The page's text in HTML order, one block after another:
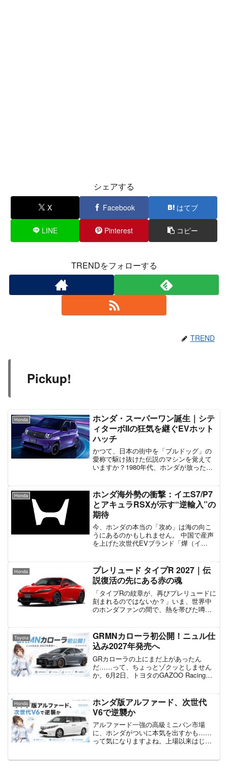
シェアする
X Facebook はてブ
LINE Pinterest コピー
TRENDをフォローする
TREND
Pickup!
Honda
ホンダ・スーパーワン誕生｜シテ
ィターボIIの狂気を継ぐEVホット
ハッチ
かつて、日本の街中を「ブルドッグ」の
愛称で駆け抜けた伝説のマシンを覚えて
いますか？1980年代、ホンダが放った
ログな狂気”の象徴でした。時代は流れ、
2026年。静...
Honda
ホンダ海外勢の衝撃：イエS7/P7
とアキュラRSXが示す“逆輸入”の
期待
今、ホンダの本当の「攻め」は海の向こ
うにあるのかもしれません。 中国で産声
を上げた次世代EVブランド「燁（イ
デルは、私たちが知っているこれまでの
ホンダ車とは一線を画...
Honda
プレリュード タイプR 2027｜伝
説復活の先にある赤の魂
「タイプRの紋章が、再びプレリュードに
刻まれるのではないか？」いま、世界中
のホンダファンの間で、熱を帯びた噂が
の優雅なフォルムと電動化時代の「操る
喜び」は多くの大...
Toyota
GRMNカローラ初公開！ニュル仕
込み2027年発売へ
GRカローラの上にまだ上があったん
だ……って、ちょっとゾクッとしません
か。6月2日、トヨタのGAZOO Racingが
るために鍛え上げた“究極のGRカロー
ラ”という位置づけなんですよね。気にな
るのはやっぱり「どこが進化したの？」
「いつ買えるの？」あたりかなと思うの
で、最新の公式情報をベースにサクッと
整理していきますね。この記事でわかる3
つの視点・GRMNカローラがGRカローラ
Honda
ホンダ版アルファード、次世代
V6で逆襲か
アルファード一強の高級ミニバン市場
に、ホンダがついに本気を出すかも……
って気になりますよね。上場以来はじめ